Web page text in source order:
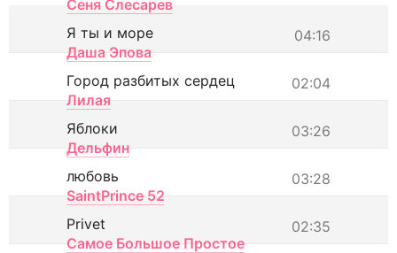
Сеня Слесарев
04:16
Я ты и море
Даша Эпова
02:04
Город разбитых сердец
Лилая
03:26
Яблоки
Дельфин
03:28
любовь
SaintPrince 52
02:35
Privet
Самое Большое Простое